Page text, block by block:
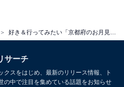
サーチ
クスをはじめ、最新のリリース情報、ト
の中で注目を集めている話題をお知らせ